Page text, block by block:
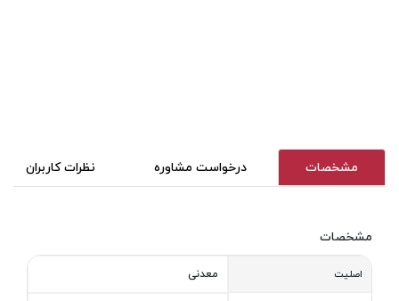
مشخصات درخواست مشاوره نظرات کاربران
مشخصات
اصلیت معدنی